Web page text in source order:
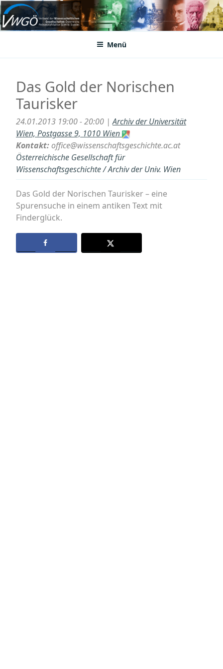
Zum
Inhalt
springenVWGÖ
Federation of Austrian Scientific Societies
Menü
Das Gold der Norischen
Taurisker
24.01.2013 19:00 - 20:00 |Archiv der Universität
Wien, Postgasse 9, 1010 Wien
Kontakt:office@wissenschaftsgeschichte.ac.at
Österreichische Gesellschaft für
Wissenschaftsgeschichte / Archiv der Univ. Wien
Das Gold der Norischen Taurisker – eine
Spurensuche in einem antiken Text mit
Finderglück.